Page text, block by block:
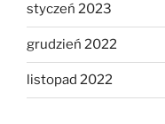
styczeń 2023
grudzień 2022
listopad 2022